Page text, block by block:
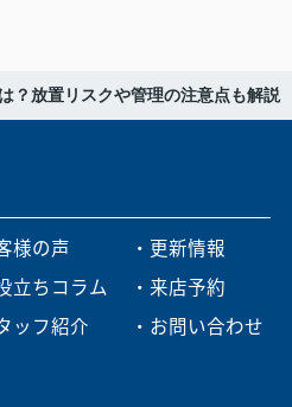
？放置リスクや管理の注意点も解説
様の声
立ちコラム
ッフ紹介
・更新情報
・来店予約
・お問い合わせ